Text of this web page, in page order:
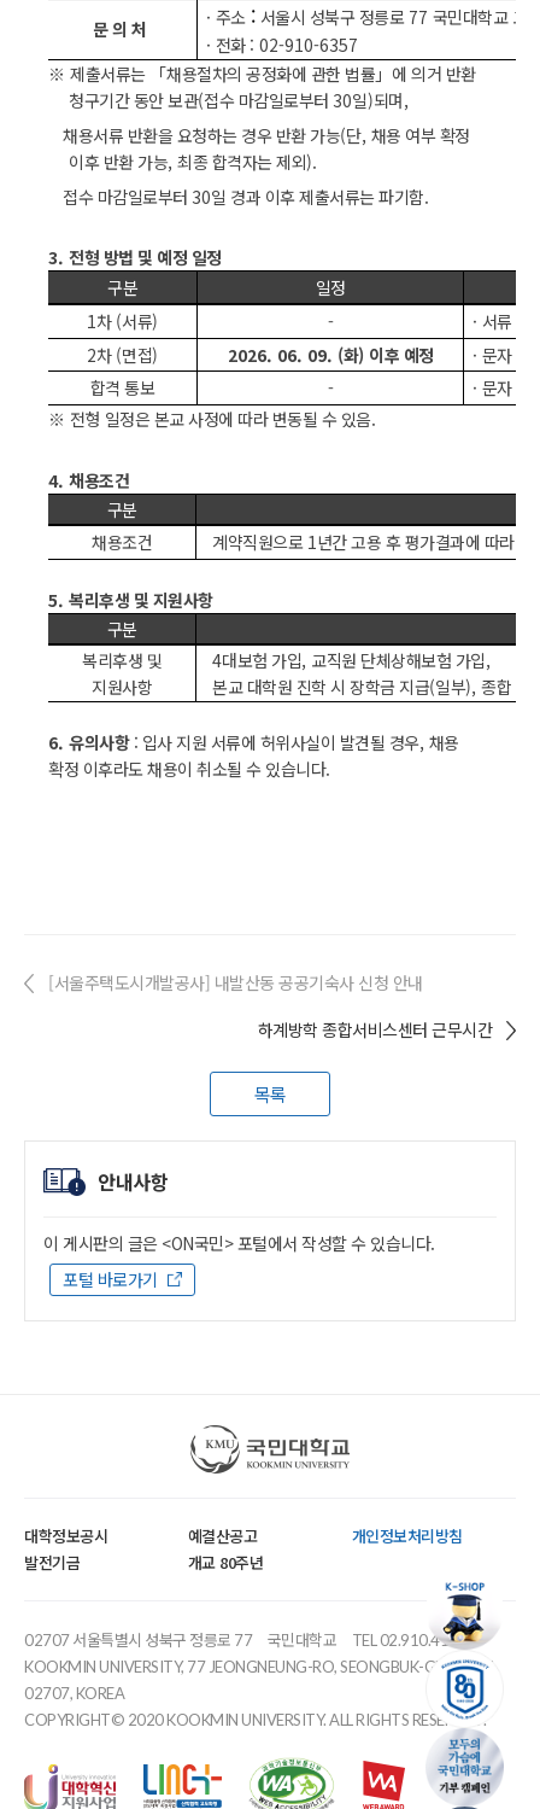
문 의 처
· 주소 : 서울시 성북구 정릉로 77 국민대학교 교
· 전화 : 02-910-6357
※ 제출서류는 「채용절차의 공정화에 관한 법률 」 에 의거 반환
청구기간 동안 보관(접수 마감일로부터 30일)되며,
채용서류 반환을 요청하는 경우 반환 가능(단, 채용 여부 확정
이후 반환 가능,최종 합격자는 제외).
접수 마감일로부터 30일 경과 이후 제출서류는 파기함.
3. 전형 방법 및 예정 일정
구분
일정
1차 (서류) - · 서류 심
2차 (면접) 2026. 06. 09. (화) 이후 예정 · 문자 또
합격 통보
- · 문자 또
※ 전형 일정은 본교 사정에 따라 변동될 수 있음.
4. 채용조건
구분
채용조건
계약직원으로 1년간 고용 후 평가결과에 따라
5. 복리후생 및 지원사항
구분
복리후생 및
지원사항
4대보험 가입, 교직원 단체상해보험 가입,
본교 대학원 진학 시 장학금 지급(일부),종합 건
6. 유의사항: 입사 지원 서류에 허위사실이 발견될 경우, 채용
확정 이후라도 채용이 취소될 수 있습니다.
[서울주택도시개발공사] 내발산동 공공기숙사 신청 안내
하계방학 종합서비스센터 근무시간
목록
안내사항
이 게시판의 글은 <ON국민> 포털에서 작성할 수 있습니다.
포털 바로가기
국민대학교
대학정보공시 예결산공고
개인정보처리방침
발전기금
개교 80주년
02707 서울특별시 성북구 정릉로 77 국민대학교
TEL 02.910.4114
KOOKMIN UNIVERSITY, 77 JEONGNEUNG-RO, SEONGBUK-GU, SEOUL,
02707, KOREA
COPYRIGHT© 2020 KOOKMIN UNIVERSITY. ALL RIGHTS RESERVED.